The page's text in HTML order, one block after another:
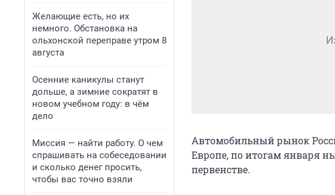
Желающие есть, но их
немного. Обстановка на
ольхонской переправе утром 8
августа
Осенние каникулы станут
дольше, а зимние сократят в
новом учебном году: в чём
дело
Миссия — найти работу. О чем
спрашивать на собеседовании
и сколько денег просить,
чтобы вас точно взяли
Автомобильный рынок
Европе, по итогам января
первенстве.